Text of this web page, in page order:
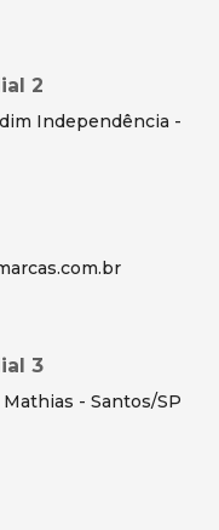
2
Independência -
3
- Santos/SP